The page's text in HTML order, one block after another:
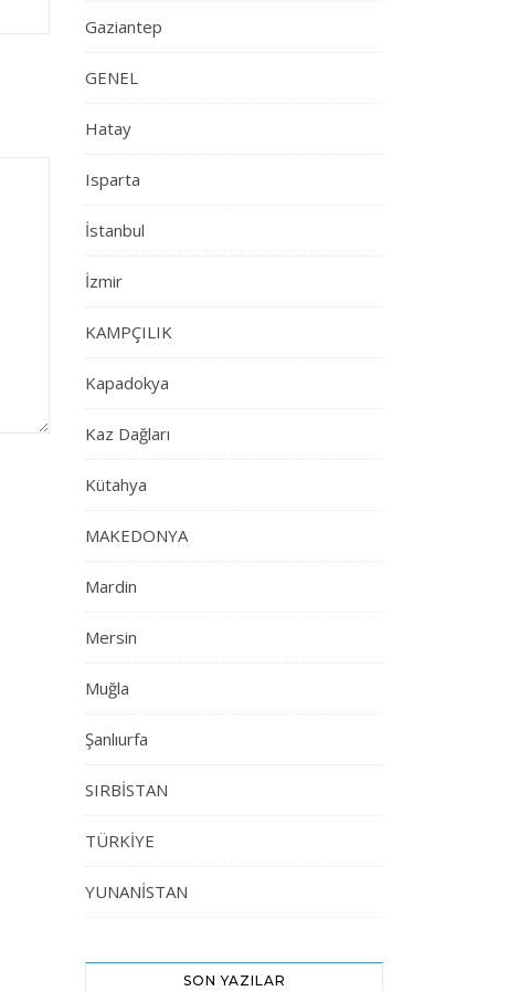
Gaziantep
GENEL
Hatay
Isparta
İstanbul
İzmir
KAMPÇILIK
Kapadokya
Kaz Dağları
Kütahya
MAKEDONYA
Mardin
Mersin
Muğla
Şanlıurfa
SIRBİSTAN
TÜRKİYE
YUNANİSTAN
SON YAZILAR